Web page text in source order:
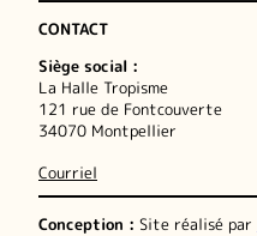
CONTACT
Siège social :
La Halle Tropisme
121 rue de Fontcouverte
34070 Montpellier
Courriel
Conception : Site réalisé par